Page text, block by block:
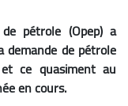
pétrole (Opep) a
de pétrole
ce quasiment au
en cours.